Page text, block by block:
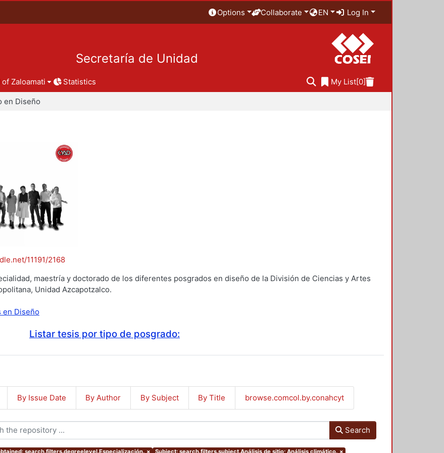
Options Collaborate EN Log In
Secretaría de Unidad
of Zaloamati Statistics My List[0]
en Diseño
11191/2168
maestría y doctorado de los diferentes posgrados en diseño de la División de Ciencias y Artes
Unidad Azcapotzalco.
en Diseño
Listar tesis por tipo de posgrado:
By Issue Date By Author By Subject By Title browse.comcol.by.conahcyt
Search
search.filters.degreelevel.Especialización. × Subject: search.filters.subject.Análisis de sitio; Análisis climático. ×